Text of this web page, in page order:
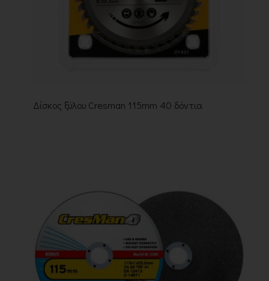
Δίσκος ξύλου Cresman 115mm 40 δόντια